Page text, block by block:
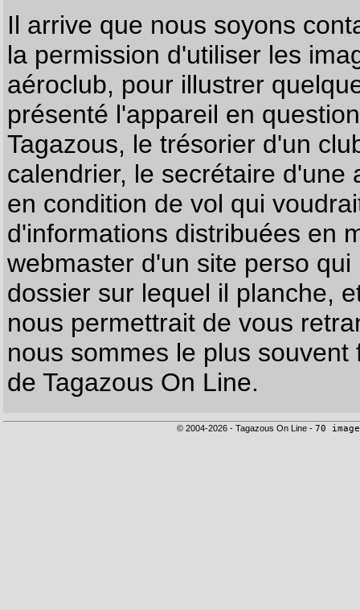
Il arrive que nous soyons
la permission d'utiliser les
aéroclub, pour illustrer
présenté l'appareil en
Tagazous, le trésorier d'un
calendrier, le secrétaire
en condition de vol qui
d'informations distribuées en
webmaster d'un site perso
dossier sur lequel il planche,
nous permettrait de vous
nous sommes le plus
de Tagazous On Line.
© 2004-2026 - Tagazous On Line - 70